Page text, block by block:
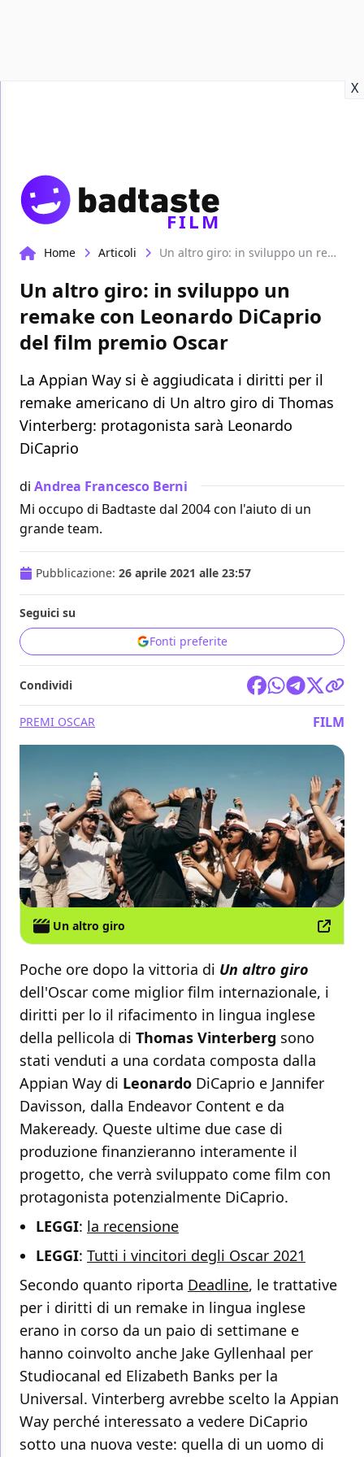
X
FILM
Home Articoli Un altro giro: in sviluppo un remake con Leonardo DiCaprio del film premio Oscar
Un altro giro: in sviluppo un
remake con Leonardo DiCaprio
del film premio Oscar
La Appian Way si è aggiudicata i diritti per il
remake americano di Un altro giro di Thomas
Vinterberg: protagonista sarà Leonardo
DiCaprio
di Andrea Francesco Berni
Mi occupo di Badtaste dal 2004 con l'aiuto di un
grande team.
Pubblicazione: 26 aprile 2021 alle 23:57
Seguici su
Fonti preferite
Condividi
PREMI OSCAR FILM
Un altro giro
Poche ore dopo la vittoria di Un altro giro
dell'Oscar come miglior film internazionale, i
diritti per lo il rifacimento in lingua inglese
della pellicola di Thomas Vinterberg sono
stati venduti a una cordata composta dalla
Appian Way di Leonardo DiCaprio e Jannifer
Davisson, dalla Endeavor Content e da
Makeready. Queste ultime due case di
produzione finanzieranno interamente il
progetto, che verrà sviluppato come film con
protagonista potenzialmente DiCaprio.
LEGGI: la recensione
LEGGI: Tutti i vincitori degli Oscar 2021
Secondo quanto riporta Deadline, le trattative
per i diritti di un remake in lingua inglese
erano in corso da un paio di settimane e
hanno coinvolto anche Jake Gyllenhaal per
Studiocanal ed Elizabeth Banks per la
Universal. Vinterberg avrebbe scelto la Appian
Way perché interessato a vedere DiCaprio
sotto una nuova veste: quella di un uomo di